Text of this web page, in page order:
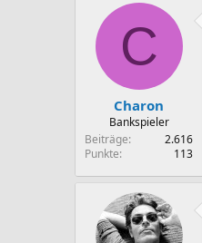
C
Charon
Bankspieler
Beiträge
2.616
Punkte
113